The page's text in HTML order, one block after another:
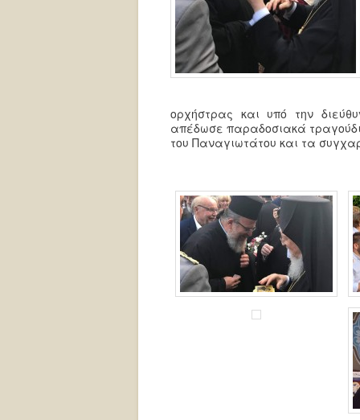
ορχήστρας και υπό την
απέδωσε παραδοσιακά
του Παναγιωτάτου και τα